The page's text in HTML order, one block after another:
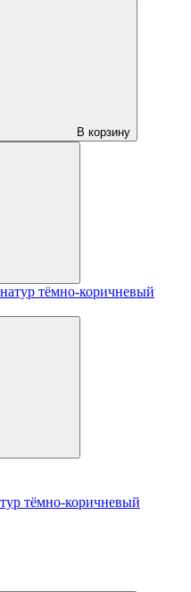
В корзину
тёмно-коричневый